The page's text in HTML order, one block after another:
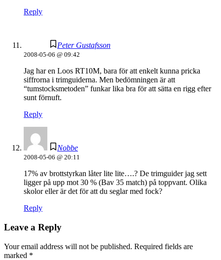
Reply
Peter Gustafsson
2008-05-06 @ 09:42
Jag har en Loos RT10M, bara för att enkelt kunna pricka
siffrorna i trimguiderna. Men bedömningen är att
“tumstocksmetoden” funkar lika bra för att sätta en rigg efter
sunt förnuft.
Reply
Nobbe
2008-05-06 @ 20:11
17% av brottstyrkan låter lite lite….? De trimguider jag sett
ligger på upp mot 30 % (Bav 35 match) på toppvant. Olika
skolor eller är det för att du seglar med fock?
Reply
Leave a Reply
Your email address will not be published. Required fields are
marked *